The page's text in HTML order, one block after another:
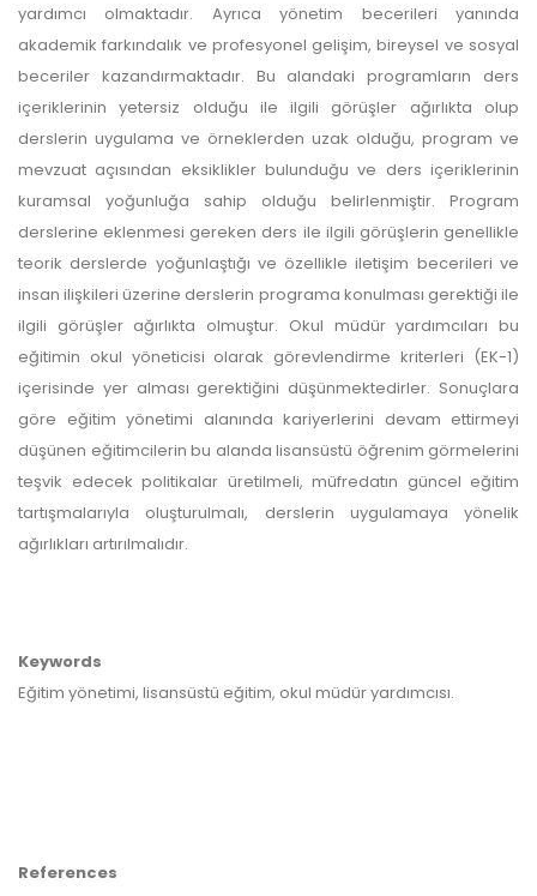
yardımcı olmaktadır. Ayrıca yönetim becerileri yanında
akademik farkındalık ve profesyonel gelişim, bireysel ve sosyal
beceriler kazandırmaktadır. Bu alandaki programların ders
içeriklerinin yetersiz olduğu ile ilgili görüşler ağırlıkta olup
derslerin uygulama ve örneklerden uzak olduğu, program ve
mevzuat açısından eksiklikler bulunduğu ve ders içeriklerinin
kuramsal yoğunluğa sahip olduğu belirlenmiştir. Program
derslerine eklenmesi gereken ders ile ilgili görüşlerin genellikle
teorik derslerde yoğunlaştığı ve özellikle iletişim becerileri ve
insan ilişkileri üzerine derslerin programa konulması gerektiği ile
ilgili görüşler ağırlıkta olmuştur. Okul müdür yardımcıları bu
eğitimin okul yöneticisi olarak görevlendirme kriterleri (EK-1)
içerisinde yer alması gerektiğini düşünmektedirler. Sonuçlara
göre eğitim yönetimi alanında kariyerlerini devam ettirmeyi
düşünen eğitimcilerin bu alanda lisansüstü öğrenim görmelerini
teşvik edecek politikalar üretilmeli, müfredatın güncel eğitim
tartışmalarıyla oluşturulmalı, derslerin uygulamaya yönelik
ağırlıkları artırılmalıdır.
Keywords
Eğitim yönetimi, lisansüstü eğitim, okul müdür yardımcısı.
References